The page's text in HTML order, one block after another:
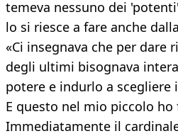
temeva nessuno dei
lo si riesce a fare anche
«Ci insegnava che per dare
degli ultimi bisognava
potere e indurlo a scegliere
E questo nel mio piccolo ho
Immediatamente il